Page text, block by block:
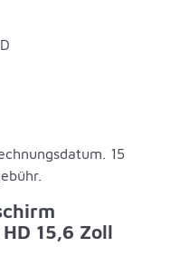
15
15,6 Zoll